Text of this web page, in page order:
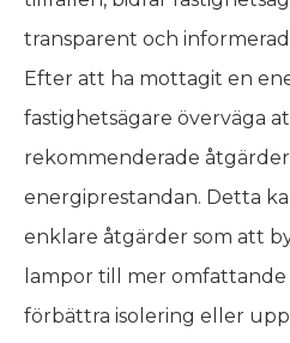
transparent och
Efter att ha mottagit en
fastighetsägare överväga
rekommenderade
energiprestandan. Detta
enklare åtgärder som att
lampor till mer
förbättra isolering eller